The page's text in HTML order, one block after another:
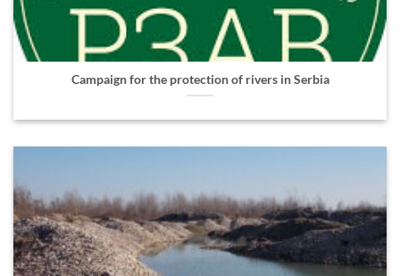
Campaign for the protection of rivers in Serbia